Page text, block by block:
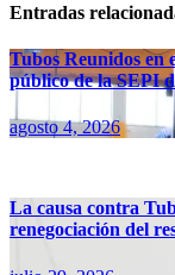
Entradas
Tubos Reunidos en
público de la SEPI
agosto 4, 2026
La causa contra
renegociación del